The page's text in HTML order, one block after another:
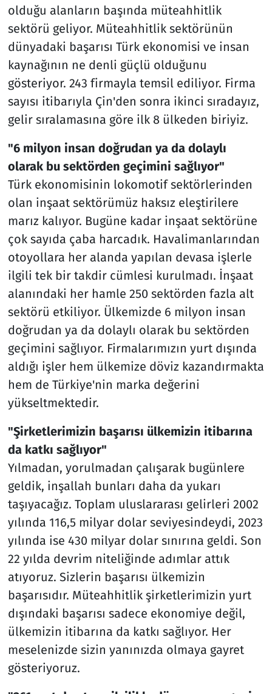
olduğu alanların başında müteahhitlik
sektörü geliyor. Müteahhitlik sektörünün
dünyadaki başarısı Türk ekonomisi ve insan
kaynağının ne denli güçlü olduğunu
gösteriyor. 243 firmayla temsil ediliyor. Firma
sayısı itibarıyla Çin'den sonra ikinci sıradayız,
gelir sıralamasına göre ilk 8 ülkeden biriyiz.
"6 milyon insan doğrudan ya da dolaylı
olarak bu sektörden geçimini sağlıyor"
Türk ekonomisinin lokomotif sektörlerinden
olan inşaat sektörümüz haksız eleştirilere
marız kalıyor. Bugüne kadar inşaat sektörüne
çok sayıda çaba harcadık. Havalimanlarından
otoyollara her alanda yapılan devasa işlerle
ilgili tek bir takdir cümlesi kurulmadı. İnşaat
alanındaki her hamle 250 sektörden fazla alt
sektörü etkiliyor. Ülkemizde 6 milyon insan
doğrudan ya da dolaylı olarak bu sektörden
geçimini sağlıyor. Firmalarımızın yurt dışında
aldığı işler hem ülkemize döviz kazandırmakta
hem de Türkiye'nin marka değerini
yükseltmektedir.
"Şirketlerimizin başarısı ülkemizin itibarına
da katkı sağlıyor"
Yılmadan, yorulmadan çalışarak bugünlere
geldik, inşallah bunları daha da yukarı
taşıyacağız. Toplam uluslararası gelirleri 2002
yılında 116,5 milyar dolar seviyesindeydi, 2023
yılında ise 430 milyar dolar sınırına geldi. Son
22 yılda devrim niteliğinde adımlar attık
atıyoruz. Sizlerin başarısı ülkemizin
başarısıdır. Müteahhitlik şirketlerimizin yurt
dışındaki başarısı sadece ekonomiye değil,
ülkemizin itibarına da katkı sağlıyor. Her
meselenizde sizin yanınızda olmaya gayret
gösteriyoruz.